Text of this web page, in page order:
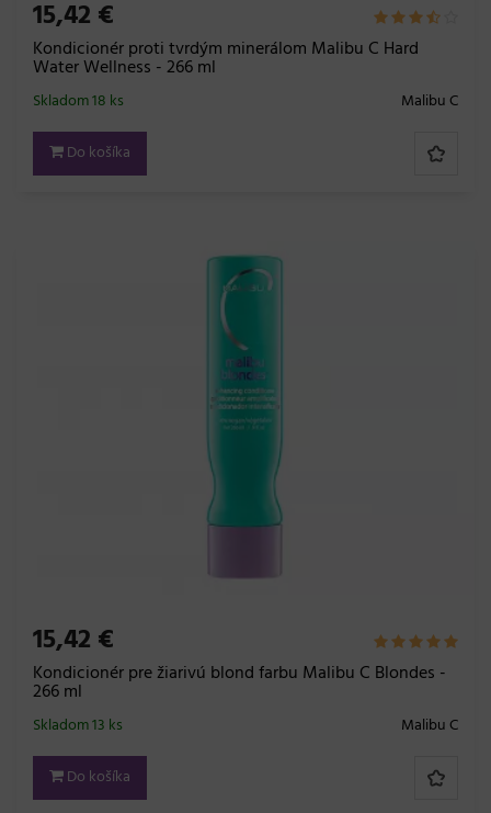
15,42 €
Kondicionér proti tvrdým minerálom Malibu C Hard
Water Wellness - 266 ml
Malibu C
Skladom 18 ks
Do košíka
15,42 €
Kondicionér pre žiarivú blond farbu Malibu C Blondes -
266 ml
Malibu C
Skladom 13 ks
Do košíka